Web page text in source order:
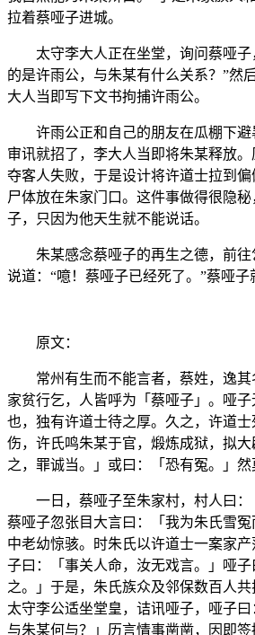
拉着蔡哑子进城。
太守李大人正在坐堂，询问蔡哑
的是许雨公，与朱某有什么关系？”然
大人当即写下文书拘捕许雨公。
许雨公正和自己的朋友在瓜棚下
审讯就招了，李大人当即将朱某释放
夺客人失败，于是设计将许道士拉到
尸体放在朱家门口。这件事做得很隐
子，只因为他天生就不能说话。
朱某感念蔡哑子的再生之德，前往
说道：“噫！蔡哑子已经死了。”蔡哑子
原文：
常州有生而不能言者，蔡姓，逸其
家贫行乞，人皆呼为「蔡哑子」。哑
也，独有许道士待之厚。久之，许道
伤，许氏鸣朱某于官，煅炼成狱，拟
之，罪诚当。」或曰：「恐有冤。」然
一日，蔡哑子至朱家村，村人曰：
蔡哑子忽张目大言曰：「我为朱氏雪
中老幼惊骇。时朱氏以许道士一案家
子曰：「事关人命，汝无戏言。」哑
之。」于是，朱氏族众及邻保数百人共
太守李公适坐堂皇，诘讯哑子，哑子曰
与朱某何与？」历言情事凿凿，因即